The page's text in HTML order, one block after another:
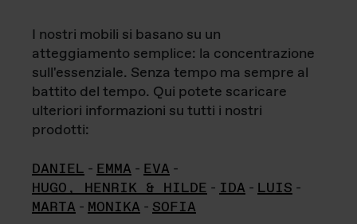
I nostri mobili si basano su un
atteggiamento semplice: la concentrazione
sull'essenziale. Senza tempo ma sempre al
battito del tempo. Qui potete scaricare
ulteriori informazioni su tutti i nostri
prodotti:
DANIEL - EMMA - EVA -
HUGO, HENRIK & HILDE - IDA - LUIS -
MARTA - MONIKA - SOFIA